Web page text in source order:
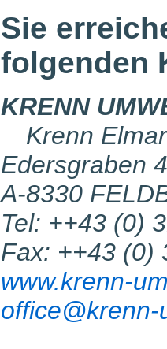
Sie
folgenden
KRENN
Krenn Elmar
Edersgraben
A-8330
Tel: ++43 (0)
Fax: ++43 (0)
www.krenn-